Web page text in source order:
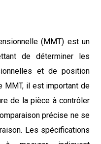
(MMT) est un
de déterminer les
et de position
MMT, il est important de
de la pièce à contrôler
précise ne se
Les spécifications